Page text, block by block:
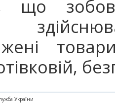
що
України